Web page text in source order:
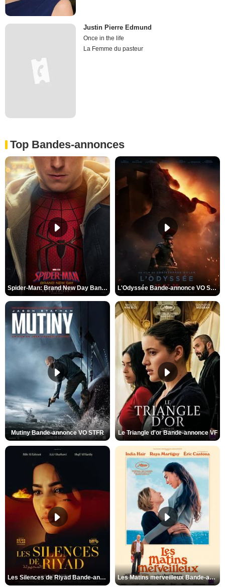
Justin Pierre Edmund
Once in the life
La Femme du pasteur
Top Bandes-annonces
Spider-Man: Brand New Day Bande-annonce VO STFR L'Odyssée Bande-annonce VO STFR
Mutiny Bande-annonce VO STFR Le Triangle d'or Bande-annonce VF
Les Silences de Riyad Bande-annonce VO STFR Les Matins merveilleux Bande-annonce VF